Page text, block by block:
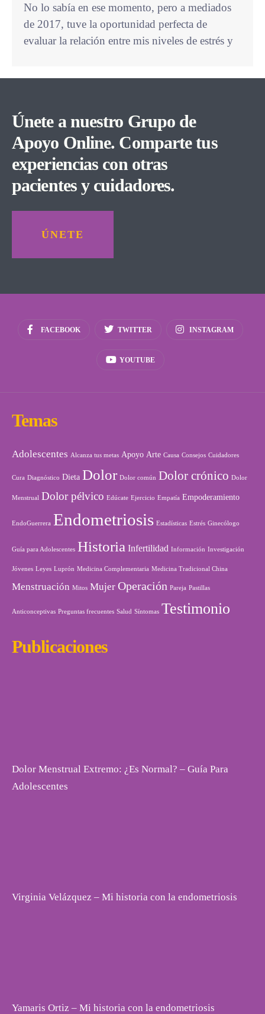
No lo sabía en ese momento, pero a mediados
de 2017, tuve la oportunidad perfecta de
evaluar la relación entre mis niveles de estrés y
Únete a nuestro Grupo de
Apoyo Online. Comparte tus
experiencias con otras
pacientes y cuidadores.
ÚNETE
FACEBOOK TWITTER INSTAGRAM
YOUTUBE
Temas
Adolescentes Alcanza tus metas Apoyo Arte Causa Consejos Cuidadores
Cura Diagnóstico Dieta Dolor Dolor común Dolor crónico Dolor
Menstrual Dolor pélvico Edúcate Ejercicio Empatía Empoderamiento
EndoGuerrera Endometriosis Estadísticas Estrés Ginecólogo
Guía para Adolescentes Historia Infertilidad Información Investigación
Jóvenes Leyes Luprón Medicina Complementaria Medicina Tradicional China
Menstruación Mitos Mujer Operación Pareja Pastillas
Anticonceptivas Preguntas frecuentes Salud Síntomas Testimonio
Publicaciones
Dolor Menstrual Extremo: ¿Es Normal? – Guía Para
Adolescentes
Virginia Velázquez – Mi historia con la endometriosis
Yamaris Ortiz – Mi historia con la endometriosis